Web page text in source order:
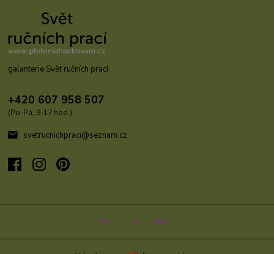
galanterie Svět ručních prací
+420 607 958 507
(Po-Pá, 9-17 hod.)
svetrucnichpraci@seznam.cz
Upravit sběr cookies.